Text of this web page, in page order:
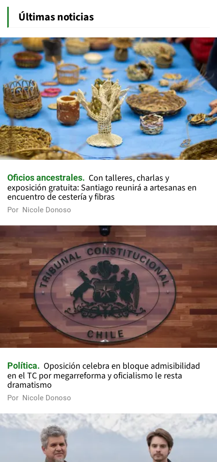
Últimas noticias
Oficios ancestrales
Con talleres, charlas y
exposición gratuita: Santiago reunirá a artesanas en
encuentro de cestería y fibras
Por Nicole Donoso
Política
Oposición celebra en bloque admisibilidad
en el TC por megarreforma y oficialismo le resta
dramatismo
Por Nicole Donoso